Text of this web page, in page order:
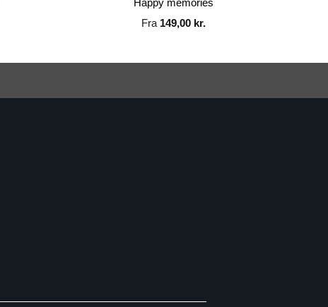
Fra 149,00 kr.